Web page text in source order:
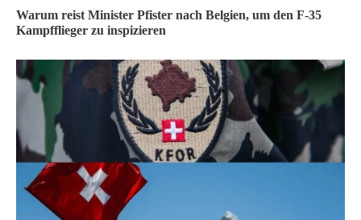
Warum reist Minister Pfister nach Belgien, um den F-35
Kampfflieger zu inspizieren